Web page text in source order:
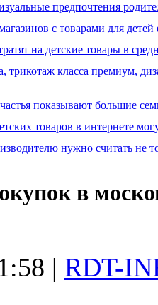
предпочтения
с товарами для
на детские товары в
трикотаж класса премиум,
показывают большие
товаров в интернете
нужно считать не
в
| RDT-